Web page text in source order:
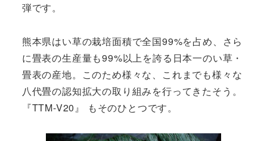
弾です。
熊本県はい草の栽培面積で全国99%を占め、さら
に畳表の生産量も99%以上を誇る日本一のい草・
畳表の産地。このため様々な、これまでも様々な
八代畳の認知拡大の取り組みを行ってきたそう。
『TTM-V20』 もそのひとつです。